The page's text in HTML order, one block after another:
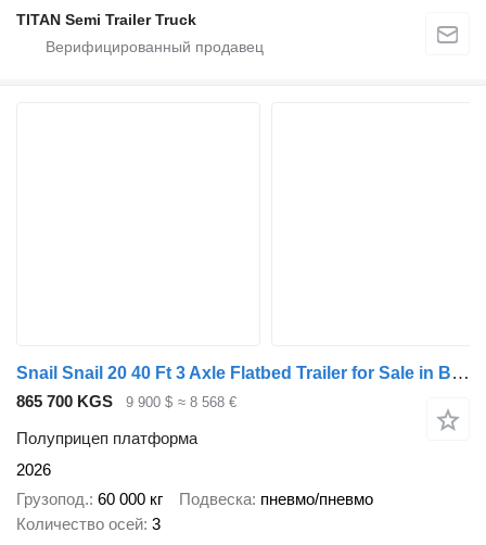
TITAN Semi Trailer Truck
Snail Snail 20 40 Ft 3 Axle Flatbed Trailer for Sale in Burkina Faso
865 700 KGS 9 900 $ ≈ 8 568 €
Полуприцеп платформа
2026
Грузопод. 60 000 кг Подвеска пневмо/пневмо
Количество осей 3